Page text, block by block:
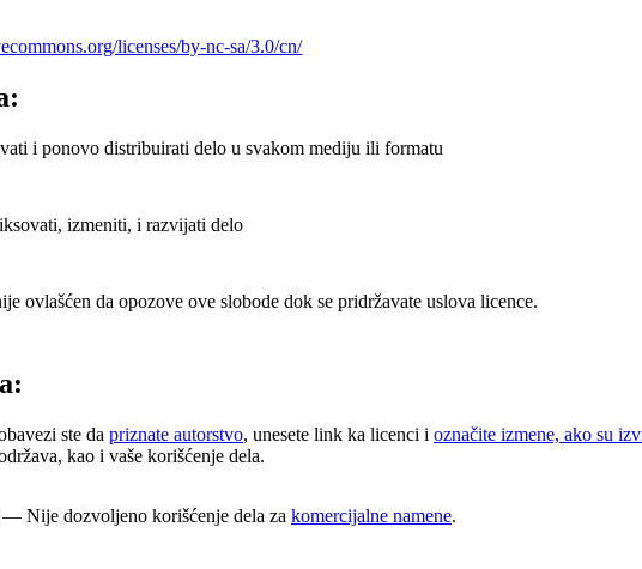
licenses/by-nc-sa/3.0/cn/
i ponovo distribuirati delo u svakom mediju ili formatu
izmeniti, i razvijati delo
ovlašćen da opozove ove slobode dok se pridržavate uslova licence.
ste da priznate autorstvo, unesete link ka licenci i označite izmene, ako su
kao i vaše korišćenje dela.
— Nije dozvoljeno korišćenje dela za komercijalne namene.